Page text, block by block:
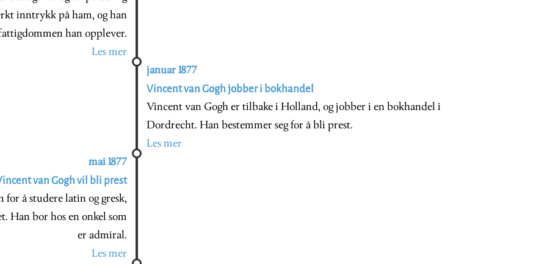
inntrykk på ham, og han
han opplever.
Les mer
januar 1877
Vincent van Gogh jobber i bokhandel
Vincent van Gogh er tilbake i Holland, og jobber i en bokhandel i
Dordrecht. Han bestemmer seg for å bli prest.
Les mer
mai 1877
van Gogh vil bli prest
å studere latin og gresk,
Han bor hos en onkel som
er admiral.
Les mer